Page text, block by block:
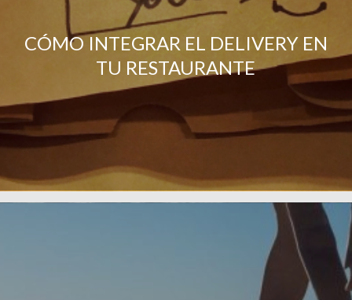
CÓMO INTEGRAR EL DELIVERY EN
TU RESTAURANTE